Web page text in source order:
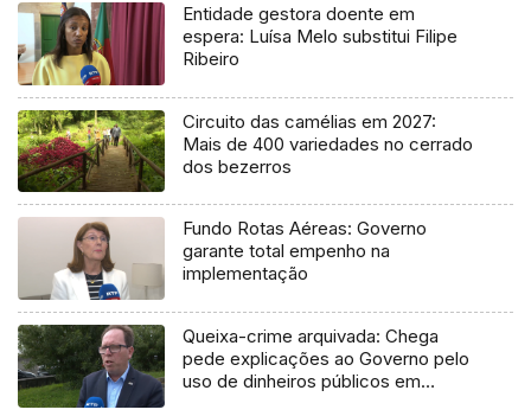
Entidade gestora doente em
espera: Luísa Melo substitui Filipe
Ribeiro
Circuito das camélias em 2027:
Mais de 400 variedades no cerrado
dos bezerros
Fundo Rotas Aéreas: Governo
garante total empenho na
implementação
Queixa-crime arquivada: Chega
pede explicações ao Governo pelo
uso de dinheiros públicos em